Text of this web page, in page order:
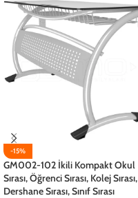
-15%
GM002-102 İkili Kompakt Okul
Sırası, Öğrenci Sırası, Kolej Sırası,
Dershane Sırası, Sınıf Sırası